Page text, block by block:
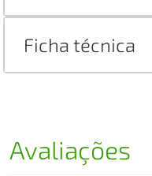
Ficha técnica
Avaliações